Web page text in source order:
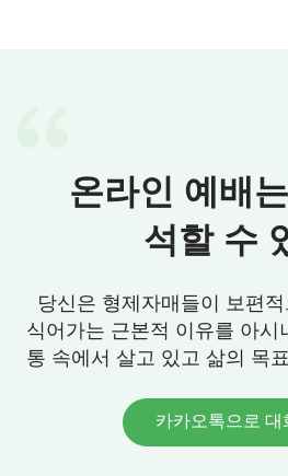
온라인 예배
석할 수
당신은 형제자매들이 보편
식어가는 근본적 이유를 아시
통 속에서 살고 있고 삶의 목
카카오톡으로 대